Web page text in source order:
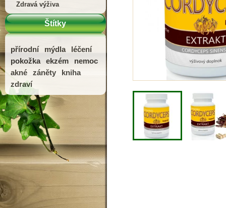
Zdravá výživa
Štítky
přírodní mýdla
léčení
pokožka
ekzém
nemoc
akné
záněty
kniha
zdraví